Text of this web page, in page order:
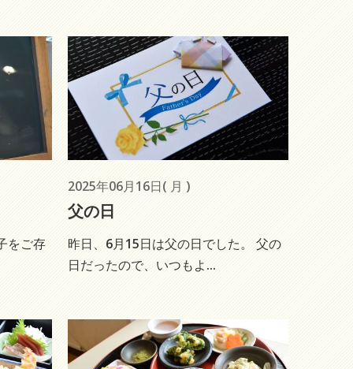
をご存
2025年06月16日( 月 )
父の日
昨日、6月15日は父の日でした。 父の
日だったので、いつもよ...